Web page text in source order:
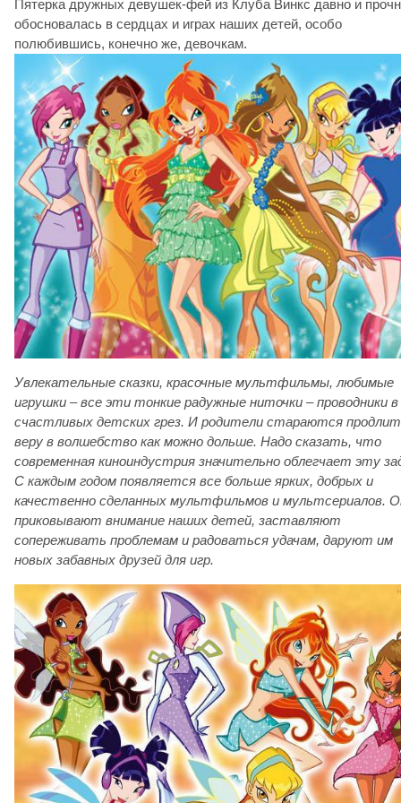
Пятерка дружных девушек-фей из Клуба Винкс давно и
обосновалась в сердцах и играх наших детей, особо
полюбившись, конечно же, девочкам.
Увлекательные сказки, красочные мультфильмы, любимые
игрушки – все эти тонкие радужные ниточки – проводники
счастливых детских грез. И родители стараются
веру в волшебство как можно дольше. Надо сказать, что
современная киноиндустрия значительно облегчает эту
С каждым годом появляется все больше ярких, добрых и
качественно сделанных мультфильмов и мультсериалов.
приковывают внимание наших детей, заставляют
сопереживать проблемам и радоваться удачам, даруют им
новых забавных друзей для игр.